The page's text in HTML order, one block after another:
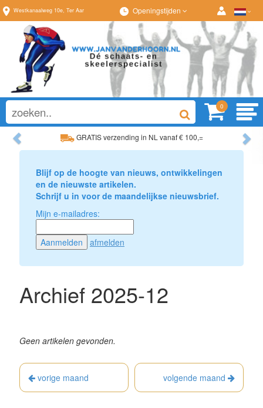
Westkanaalweg 10e, Ter Aar Openingstijden
0
GRATIS verzending in NL vanaf € 100,=
Previous
Blijf op de hoogte van nieuws, ontwikkelingen
en de nieuwste artikelen.
Schrijf u in voor de maandelijkse nieuwsbrief.
Mijn e-mailadres:
afmelden
Archief 2025-12
Geen artikelen gevonden.
vorige maand volgende maand